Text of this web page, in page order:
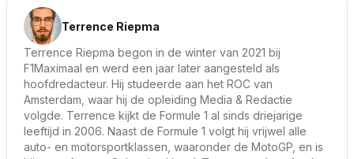
Terrence Riepma
Terrence Riepma begon in de winter van 2021 bij
F1Maximaal en werd een jaar later aangesteld als
hoofdredacteur. Hij studeerde aan het ROC van
Amsterdam, waar hij de opleiding Media & Redactie
volgde. Terrence kijkt de Formule 1 al sinds driejarige
leeftijd in 2006. Naast de Formule 1 volgt hij vrijwel alle
auto- en motorsportklassen, waaronder de MotoGP, en is